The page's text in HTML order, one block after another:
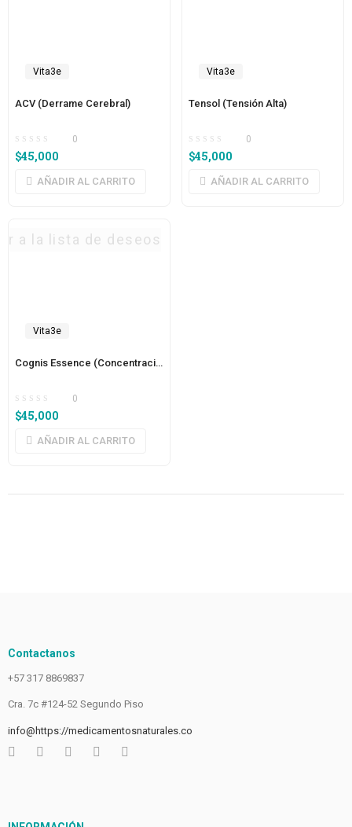
Vita3e
ACV (Derrame Cerebral)
0
$45,000
AÑADIR AL CARRITO
Vita3e
Tensol (Tensión Alta)
0
$45,000
AÑADIR AL CARRITO
Vita3e
a la lista de deseos
Cognis Essence (Concentración)
0
$45,000
AÑADIR AL CARRITO
Contactanos
+57 317 8869837
Cra. 7c #124-52 Segundo Piso
info@https://medicamentosnaturales.co